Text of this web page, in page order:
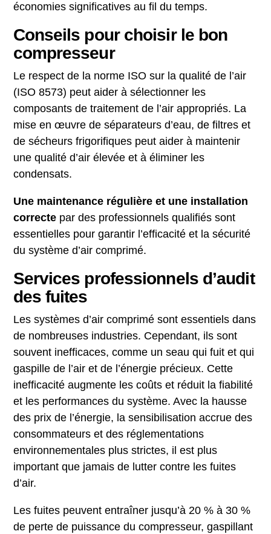
économies significatives au fil du temps.
Conseils pour choisir le bon
compresseur
Le respect de la norme ISO sur la qualité de l’air
(ISO 8573) peut aider à sélectionner les
composants de traitement de l’air appropriés. La
mise en œuvre de séparateurs d’eau, de filtres et
de sécheurs frigorifiques peut aider à maintenir
une qualité d’air élevée et à éliminer les
condensats.
Une maintenance régulière et une installation
correctepar des professionnels qualifiés sont
essentielles pour garantir l’efficacité et la sécurité
du système d’air comprimé.
Services professionnels d’audit
des fuites
Les systèmes d’air comprimé sont essentiels dans
de nombreuses industries. Cependant, ils sont
souvent inefficaces, comme un seau qui fuit et qui
gaspille de l’air et de l’énergie précieux. Cette
inefficacité augmente les coûts et réduit la fiabilité
et les performances du système. Avec la hausse
des prix de l’énergie, la sensibilisation accrue des
consommateurs et des réglementations
environnementales plus strictes, il est plus
important que jamais de lutter contre les fuites
d’air.
Les fuites peuvent entraîner jusqu’à 20 % à 30 %
de perte de puissance du compresseur, gaspillant